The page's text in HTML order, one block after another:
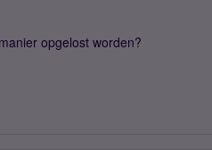
opgelost worden?